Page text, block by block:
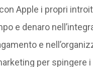
Apple i propri
e denaro
e
per spingere